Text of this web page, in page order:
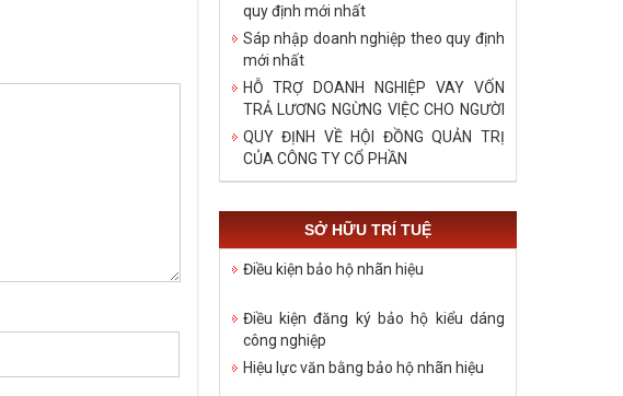
quy định mới nhất
Sáp nhập doanh nghiệp theo quy định
mới nhất
HỖ TRỢ DOANH NGHIỆP VAY VỐN
TRẢ LƯƠNG NGỪNG VIỆC CHO NGƯỜI
LAO ĐỘNG TRONG DỊCH COVID – 19
QUY ĐỊNH VỀ HỘI ĐỒNG QUẢN TRỊ
CỦA CÔNG TY CỔ PHẦN
SỞ HỮU TRÍ TUỆ
Điều kiện bảo hộ nhãn hiệu
Điều kiện đăng ký bảo hộ kiểu dáng
công nghiệp
Hiệu lực văn bằng bảo hộ nhãn hiệu